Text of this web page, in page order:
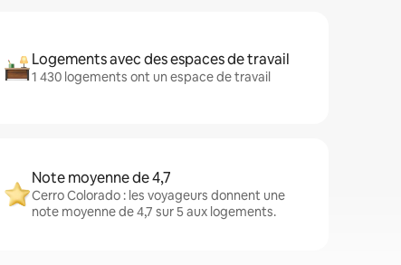
Logements avec des espaces de travail
1 430 logements ont un espace de travail
Note moyenne de 4,7
Cerro Colorado : les voyageurs donnent une
note moyenne de 4,7 sur 5 aux logements.